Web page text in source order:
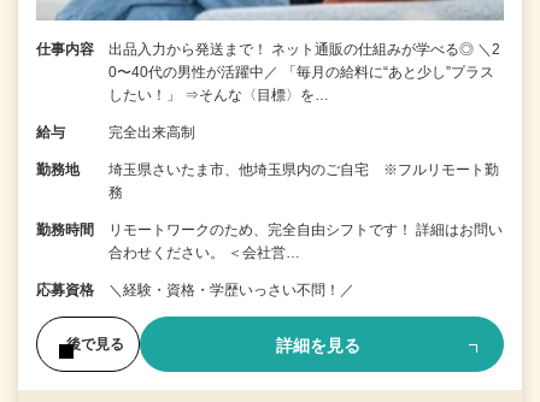
仕事内容
出品入力から発送まで！ ネット通販の仕組みが学べる◎ ＼2
0〜40代の男性が活躍中／ 「毎月の給料に“あと少し”プラス
したい！」 ⇒そんな〈目標〉を…
給与 完全出来高制
勤務地
埼玉県さいたま市、他埼玉県内のご自宅 ※フルリモート勤
務
勤務時間
リモートワークのため、完全自由シフトです！ 詳細はお問い
合わせください。 ＜会社営…
応募資格 ＼経験・資格・学歴いっさい不問！／
後で見る 詳細を見る